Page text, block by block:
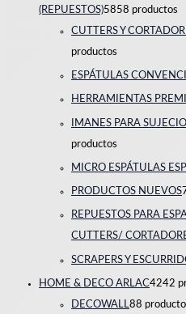
(REPUESTOS)5858 productos
CUTTERS Y
productos
ESPÁTULAS
HERRAMIENTAS
IMANES PARA
productos
MICRO ESPÁTULAS
PRODUCTOS NUEVOS
REPUESTOS PARA
CUTTERS/
SCRAPERS Y
HOME & DECO ARLAC4242
DECOWALL88